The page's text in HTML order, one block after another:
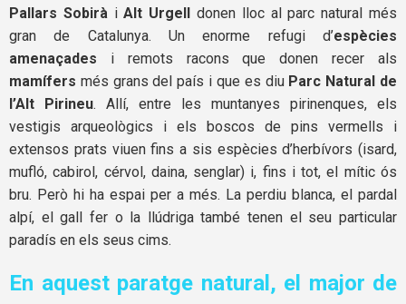
Pallars SobiràiAlt Urgell donen lloc al parc natural més
gran de Catalunya. Un enorme refugi d’espècies
amenaçades i remots racons que donen recer als
mamífers més grans del país i que es diu Parc Natural de
l’Alt Pirineu. Allí, entre les muntanyes pirinenques, els
vestigis arqueològics i els boscos de pins vermells i
extensos prats viuen fins a sis espècies d’herbívors (isard,
mufló, cabirol, cérvol, daina, senglar) i, fins i tot, el mític ós
bru. Però hi ha espai per a més. La perdiu blanca, el pardal
alpí, el gall fer o la llúdriga també tenen el seu particular
paradís en els seus cims.
En aquest paratge natural, el major de